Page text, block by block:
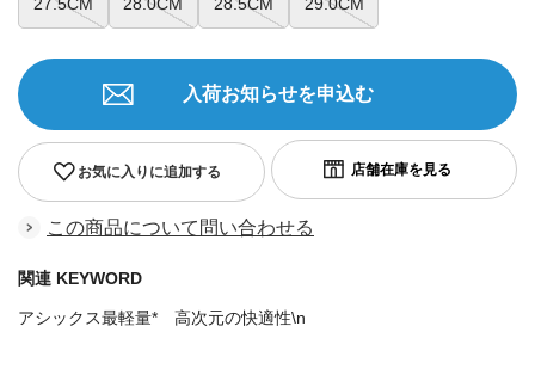
お気に入りに追加する
入荷お知らせを申込む
この商品について問い合わせる
関連 KEYWORD
アシックス最軽量* 高次元の快適性\n